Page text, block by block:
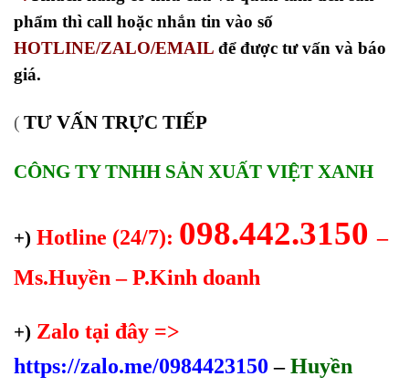
phẩm thì call hoặc nhắn tin vào số
HOTLINE/ZALO/EMAIL để được tư vấn và báo
giá.
( TƯ VẤN TRỰC TIẾP
CÔNG TY TNHH SẢN XUẤT VIỆT XANH
+) Hotline (24/7): 098.442.3150–
Ms.Huyền – P.Kinh doanh
+) Zalo tại đây =>
https://zalo.me/0984423150 –Huyền